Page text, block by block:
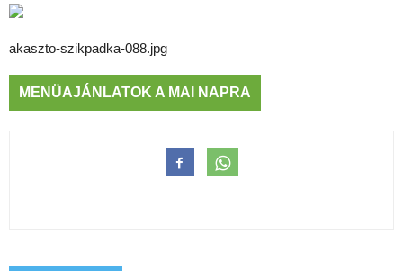
akaszto-szikpadka-088.jpg
MENÜAJÁNLATOK A MAI NAPRA